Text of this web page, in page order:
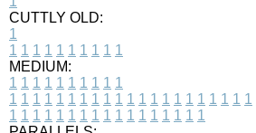
CUTTLY OLD:
1
1 1 1 1 1 1 1 1 1 1
MEDIUM:
1 1 1 1 1 1 1 1 1 1
1 1 1 1 1 1 1 1 1 1 1 1 1 1 1 1 1 1 1 1 1
1 1 1 1 1 1 1 1 1 1 1 1 1 1 1 1 1